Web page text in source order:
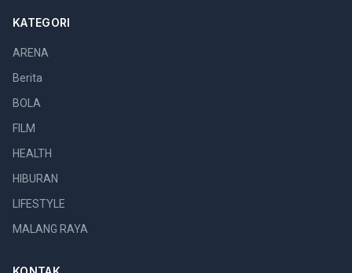
KATEGORI
ARENA
Berita
BOLA
FILM
HEALTH
HIBURAN
LIFESTYLE
MALANG RAYA